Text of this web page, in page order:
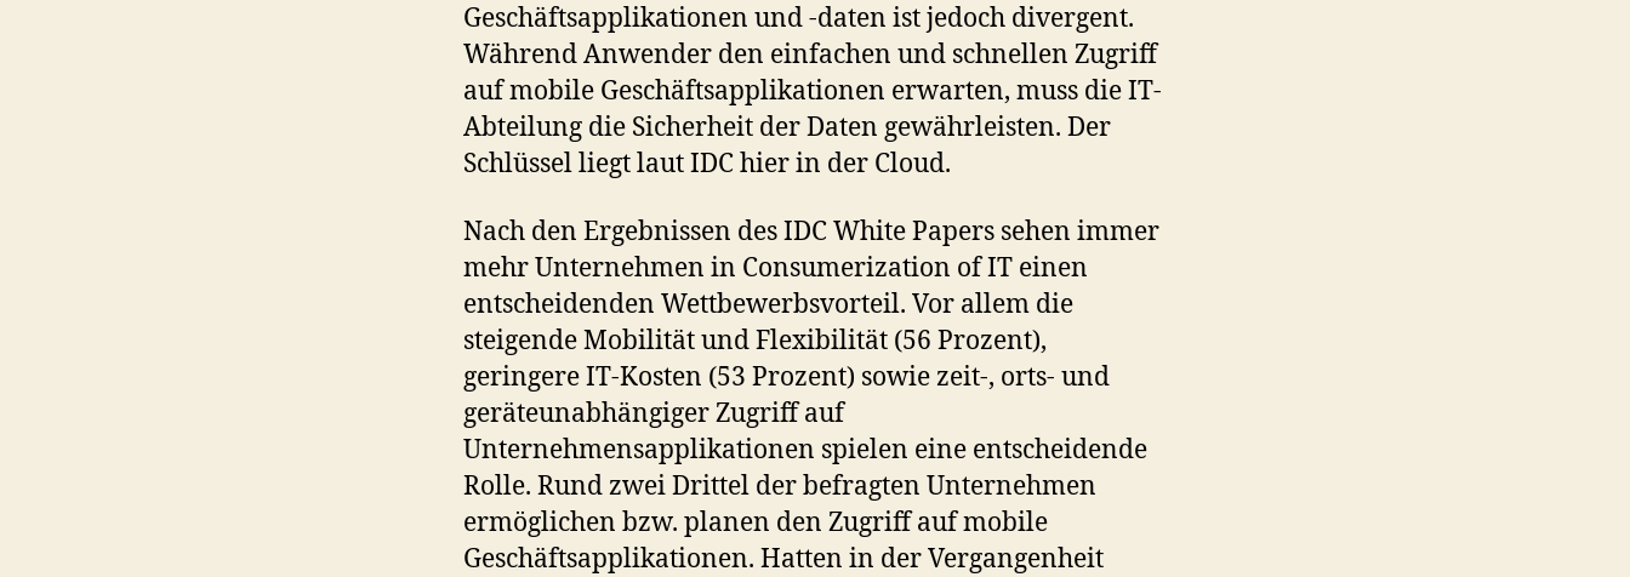
Geschäftsapplikationen und -daten ist jedoch divergent.
Während Anwender den einfachen und schnellen Zugriff
auf mobile Geschäftsapplikationen erwarten, muss die IT-
Abteilung die Sicherheit der Daten gewährleisten. Der
Schlüssel liegt laut IDC hier in der Cloud.
Nach den Ergebnissen des IDC White Papers sehen immer
mehr Unternehmen in Consumerization of IT einen
entscheidenden Wettbewerbsvorteil. Vor allem die
steigende Mobilität und Flexibilität (56 Prozent),
geringere IT-Kosten (53 Prozent) sowie zeit-, orts- und
geräteunabhängiger Zugriff auf
Unternehmensapplikationen spielen eine entscheidende
Rolle. Rund zwei Drittel der befragten Unternehmen
ermöglichen bzw. planen den Zugriff auf mobile
Geschäftsapplikationen. Hatten in der Vergangenheit